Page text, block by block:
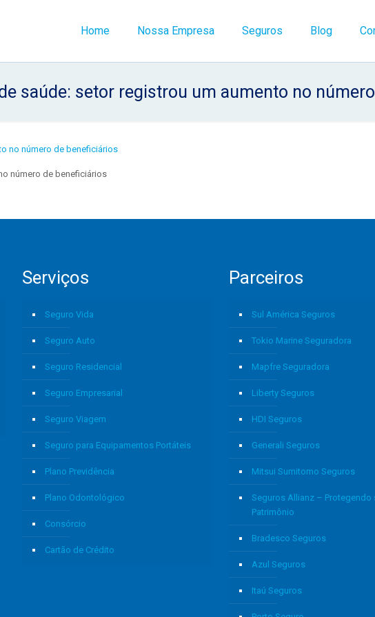
Home Nossa Empresa Seguros Blog
saúde: setor registrou um aumento no
número de beneficiários
Serviços
Seguro Vida
Seguro Auto
Seguro Residencial
Seguro Empresarial
Seguro Viagem
Seguro para Equipamentos Portáteis
Plano Previdência
Plano Odontológico
Consórcio
Cartão de Crédito
Parceiros
Sul América Seguros
Tokio Marine Seguradora
Mapfre Seguradora
Liberty Seguros
HDI Seguros
Generali Seguros
Mitsui Sumitomo Seguros
Seguros Allianz – Protegendo
Patrimônio
Bradesco Seguros
Azul Seguros
Itaú Seguros